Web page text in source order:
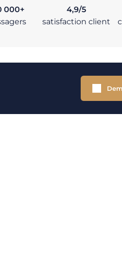
000+
4,9/5
satisfaction client